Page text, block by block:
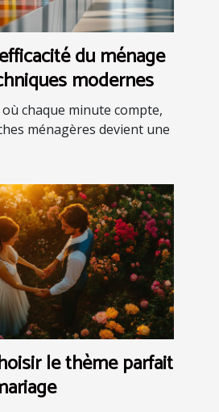
du ménage
modernes
chaque minute compte,
ménagères devient une
le thème parfait